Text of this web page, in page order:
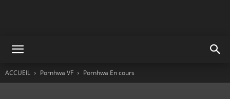
ACCUEIL Pornhwa VF Pornhwa En cours